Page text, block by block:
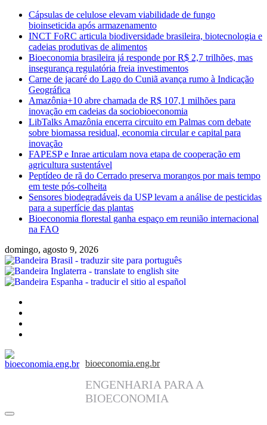
Skip
content
Cápsulas de celulose elevam viabilidade de fungo
bioinseticida após armazenamento
INCT FoRC articula biodiversidade brasileira, biotecnologia e
cadeias produtivas de alimentos
Bioeconomia brasileira já responde por R$ 2,7 trilhões, mas
insegurança regulatória freia investimentos
Carne de jacaré do Lago do Cuniã avança rumo à Indicação
Geográfica
Amazônia+10 abre chamada de R$ 107,1 milhões para
inovação em cadeias da sociobioeconomia
LibTalks Amazônia encerra circuito em Palmas com debate
sobre biomassa residual, economia circular e capital para
inovação
FAPESP e Inrae articulam nova etapa de cooperação em
agricultura sustentável
Peptídeo de rã do Cerrado preserva morangos por mais tempo
em teste pós-colheita
Sensores biodegradáveis da USP levam a análise de pesticidas
para a superfície das plantas
Bioeconomia florestal ganha espaço em reunião internacional
na FAO
domingo, agosto 9, 2026
bioeconomia.eng.br
ENGENHARIA PARA A
BIOECONOMIA